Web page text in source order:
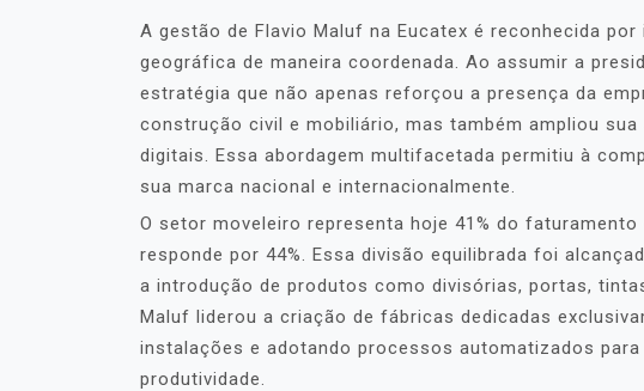
A gestão de Flavio Maluf na Eucatex é reconhecida
geográfica de maneira coordenada. Ao assumir a
estratégia que não apenas reforçou a presença da
construção civil e mobiliário, mas também ampliou
digitais. Essa abordagem multifacetada permitiu à
sua marca nacional e internacionalmente.
O setor moveleiro representa hoje 41% do
responde por 44%. Essa divisão equilibrada foi
a introdução de produtos como divisórias, portas,
Maluf liderou a criação de fábricas dedicadas
instalações e adotando processos automatizados
produtividade.